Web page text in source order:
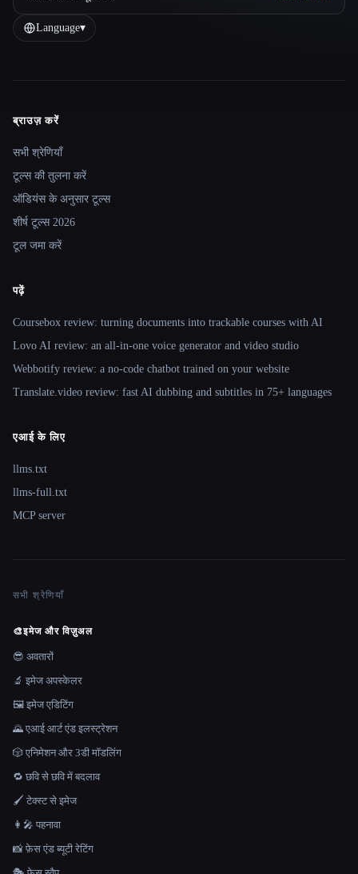
Language▾
Site navigation
ब्राउज़ करें
सभी श्रेणियाँ
टूल्स की तुलना करें
ऑडियंस के अनुसार टूल्स
शीर्ष टूल्स 2026
टूल जमा करें
पढ़ें
Coursebox review: turning documents into trackable courses with AI
Lovo AI review: an all-in-one voice generator and video studio
Webbotify review: a no-code chatbot trained on your website
Translate.video review: fast AI dubbing and subtitles in 75+ languages
एआई के लिए
llms.txt
llms-full.txt
MCP server
सभी श्रेणियाँ
🎨इमेज और विज़ुअल
😎 अवतारों
🔬 इमेज अपस्केलर
🖼️ इमेज एडिटिंग
🌄 एआई आर्ट एंड इलस्ट्रेशन
🎲 एनिमेशन और 3डी मॉडलिंग
🔁 छवि से छवि में बदलाव
🖌️ टेक्स्ट से इमेज
👩‍🎤 पहनावा
📸 फ़ेस एंड ब्यूटी रेटिंग